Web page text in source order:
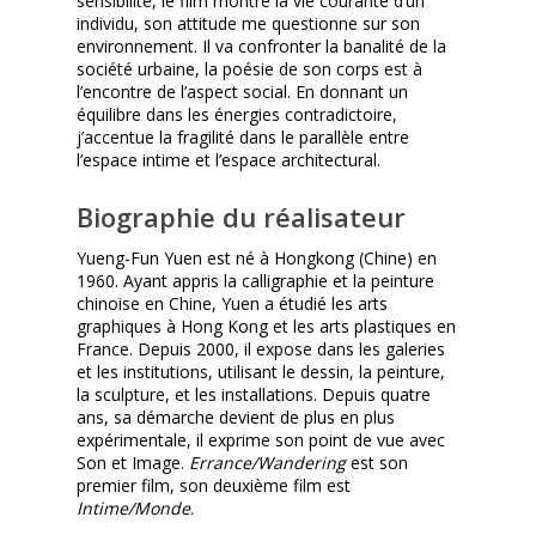
individu, son attitude me questionne sur son
environnement. Il va confronter la banalité de la
société urbaine, la poésie de son corps est à
l’encontre de l’aspect social. En donnant un
équilibre dans les énergies contradictoire,
j’accentue la fragilité dans le parallèle entre
l’espace intime et l’espace architectural.
Biographie du réalisateur
Yueng-Fun Yuen est né à Hongkong (Chine) en
1960. Ayant appris la calligraphie et la peinture
chinoise en Chine, Yuen a étudié les arts
graphiques à Hong Kong et les arts plastiques en
France. Depuis 2000, il expose dans les galeries
et les institutions, utilisant le dessin, la peinture,
la sculpture, et les installations. Depuis quatre
ans, sa démarche devient de plus en plus
expérimentale, il exprime son point de vue avec
Son et Image. Errance/Wanderingest son
premier film, son deuxième film est
Intime/Monde.